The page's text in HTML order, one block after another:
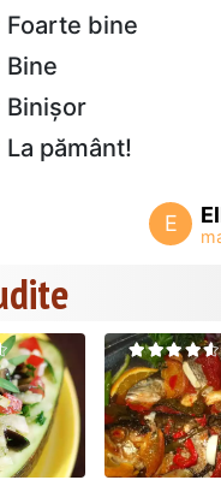
Foarte bine
Bine
Binișor
La pământ!
E